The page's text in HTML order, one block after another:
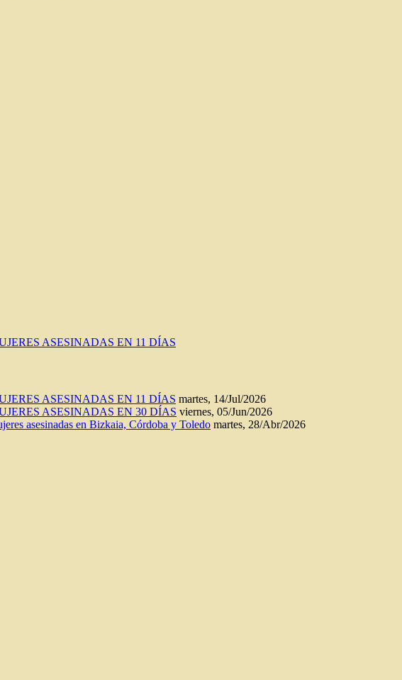
ASESINADAS EN 11 DÍAS
ASESINADAS EN 11 DÍAS martes, 14/Jul/2026
ASESINADAS EN 30 DÍAS viernes, 05/Jun/2026
asesinadas en Bizkaia, Córdoba y Toledo martes, 28/Abr/2026